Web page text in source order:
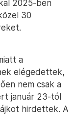
2025-ben
30
a
elégedettek,
nem csak a
január 23-tól
hirdettek. A